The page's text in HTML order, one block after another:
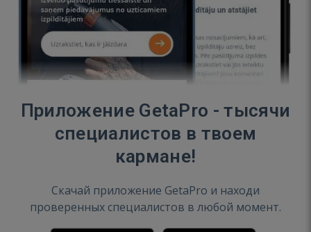
Приложение GetaPro - тысячи
специалистов в твоем
кармане!
Скачай приложение GetaPro и находи
проверенных специалистов в любой момент.